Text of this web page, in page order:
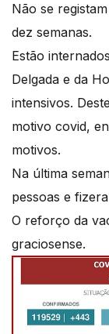
Não se
dez semanas.
Estão
Delgada e da
intensivos.
motivo covid,
motivos.
Na última
pessoas e
O reforço da
graciosense.